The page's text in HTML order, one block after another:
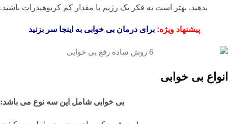
بدهید. بهتر است به فکر یک رژیم با مقدار کم کربوهیدرات باشید.
پیشنهاد ویژه: برای درمان بی خوابی به اینجا سر بزنید
انواع بی خوابی
بی خوابی شامل این سه نوع می باشد: